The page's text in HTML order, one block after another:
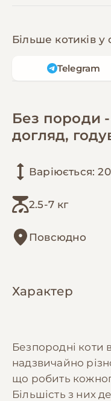
Більше котиків
Telegram
Без породи -
догляд,
Варіюється:
2.5-7 кг
Повсюдно
Характер
Безпородні коти
надзвичайно
що робить
Більшість з них